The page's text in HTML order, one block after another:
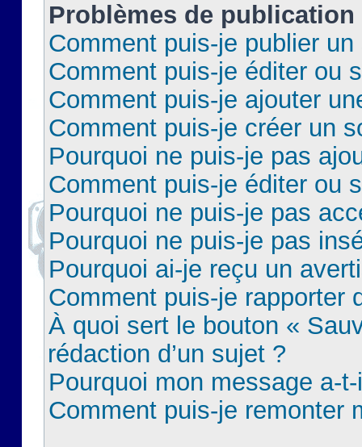
Problèmes de publication
Comment puis-je publier
Comment puis-je éditer ou
Comment puis-je ajouter
Comment puis-je créer un
Pourquoi ne puis-je pas
Comment puis-je éditer ou
Pourquoi ne puis-je pas
Pourquoi ne puis-je pas
Pourquoi ai-je reçu un
Comment puis-je rapporter
À quoi sert le bouton «
rédaction d’un sujet ?
Pourquoi mon message a-
Comment puis-je remonter